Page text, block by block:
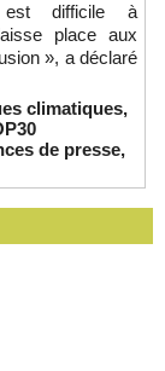
difficile à
place aux
», a déclaré
climatiques,
de presse,